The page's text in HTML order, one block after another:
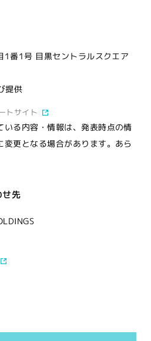
1番1号 目黒セントラルスクエア
提供
トサイト
る内容・情報は、発表時点の情
更となる場合があります。あら
せ先